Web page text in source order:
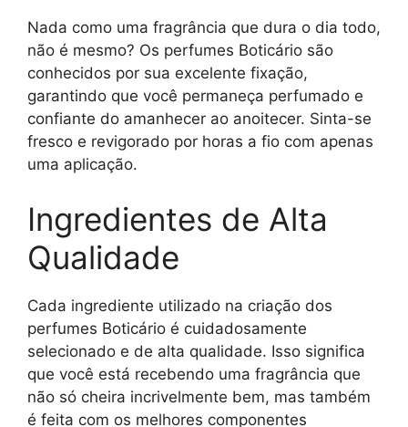
Nada como uma fragrância que dura o dia todo,
não é mesmo? Os perfumes Boticário são
conhecidos por sua excelente fixação,
garantindo que você permaneça perfumado e
confiante do amanhecer ao anoitecer. Sinta-se
fresco e revigorado por horas a fio com apenas
uma aplicação.
Ingredientes de Alta
Qualidade
Cada ingrediente utilizado na criação dos
perfumes Boticário é cuidadosamente
selecionado e de alta qualidade. Isso significa
que você está recebendo uma fragrância que
não só cheira incrivelmente bem, mas também
é feita com os melhores componentes